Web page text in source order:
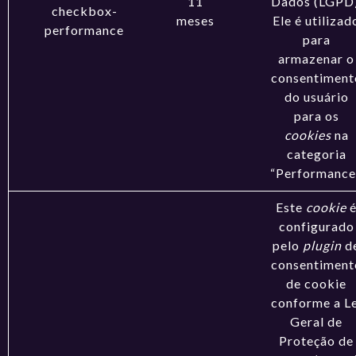
checkbox-
performance
meses
Ele é
para
armazenar o
do usuário
para os
cookiesna
categoria
Este cookie
configurado
pelo plugin
de cookie
conforme a
Geral de
Proteção de